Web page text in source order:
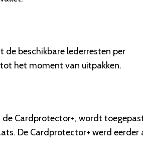
de beschikbare lederresten per
het moment van uitpakken.
de Cardprotector+, wordt
De Cardprotector+ werd eerder